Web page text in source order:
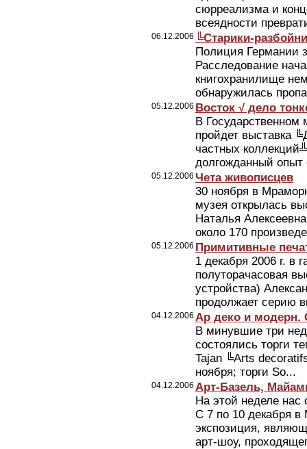
сюрреализма и
всеядности
06.12.2006 ╚Старики-
Полиция Германии
Расследование
книгохранилище
обнаружилась
05.12.2006 Восток √ дело
В Государственном
пройдет выставка
частных
долгожданный опыт
05.12.2006 Чета живописцев
30 ноября в
музея открылась
Наталья
около 170
05.12.2006 Примитивные
1 декабря 2006 г. в
полуторачасовая
устройства)
продолжает серию
04.12.2006 Ар деко и модерн.
В минувшие три
состоялись торги
Tajan ╚Аrts
ноября; торги So...
04.12.2006 Арт-Базель,
На этой неделе нас
С 7 по 10 декабря
экспозиция,
арт-шоу,